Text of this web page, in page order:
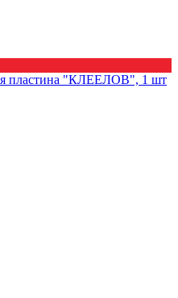
пластина "КЛЕЕЛОВ", 1 шт